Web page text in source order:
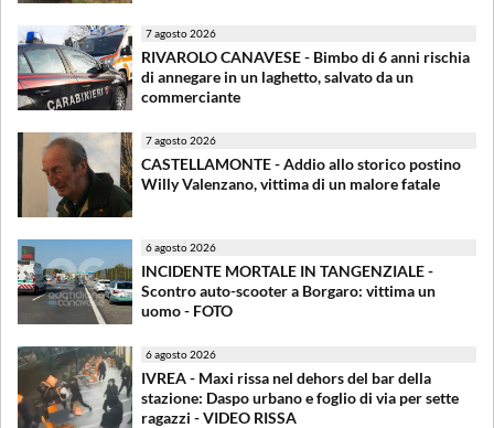
7 agosto 2026
RIVAROLO CANAVESE - Bimbo di 6 anni rischia
di annegare in un laghetto, salvato da un
commerciante
7 agosto 2026
CASTELLAMONTE - Addio allo storico postino
Willy Valenzano, vittima di un malore fatale
6 agosto 2026
INCIDENTE MORTALE IN TANGENZIALE -
Scontro auto-scooter a Borgaro: vittima un
uomo - FOTO
6 agosto 2026
IVREA - Maxi rissa nel dehors del bar della
stazione: Daspo urbano e foglio di via per sette
ragazzi - VIDEO RISSA